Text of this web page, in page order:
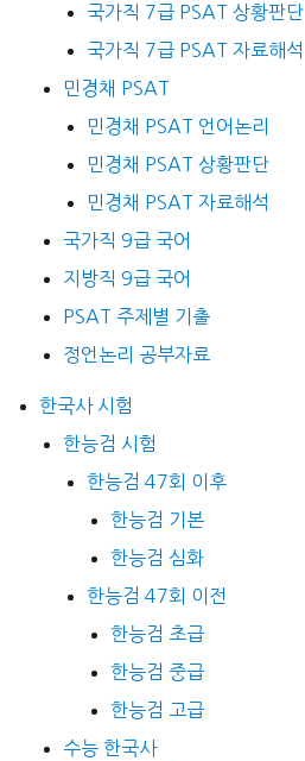
국가직 7급 PSAT 상황판단
국가직 7급 PSAT 자료해석
민경채 PSAT
민경채 PSAT 언어논리
민경채 PSAT 상황판단
민경채 PSAT 자료해석
국가직 9급 국어
지방직 9급 국어
PSAT 주제별 기출
정언논리 공부자료
한국사 시험
한능검 시험
한능검 47회 이후
한능검 기본
한능검 심화
한능검 47회 이전
한능검 초급
한능검 중급
한능검 고급
수능 한국사